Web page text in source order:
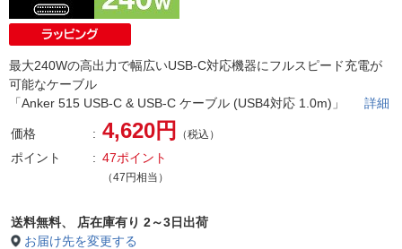
最大240Wの高出力で幅広いUSB-C対応機器にフルスピード充電が
可能なケーブル
「Anker 515 USB-C & USB-C ケーブル (USB4対応 1.0m)」 詳細
価格 4,620円 （税込）
ポイント 47ポイント
（47円相当）
送料無料、
店在庫有り 2～3日出荷
お届け先を変更する